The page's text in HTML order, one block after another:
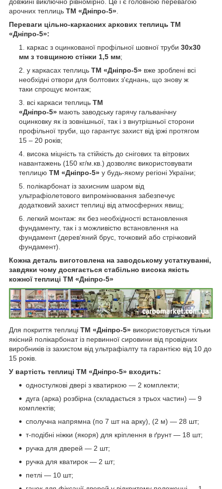
арочних теплиць ТМ «Дніпро-5»
Переваги цільно-каркасних аркових теплиць ТМ
«Дніпро-5»:
каркас з оцинкованої профільної шовної труби 30х30
мм з товщиною стінки 1,5 мм;
у каркасах теплиць ТМ «Дніпро-5» вже зроблені всі
необхідні отвори для болтових з'єднань, що знову ж
таки спрощує монтаж;
всі каркаси теплиць ТМ
«Дніпро-5» мають заводську гарячу гальванічну
оцинковку як із зовнішньої, так і з внутрішньої сторони
профільної труби, що гарантує захист від іржі протягом
15 – 20 років;
висока міцність та стійкість до снігових та вітрових
навантажень (150 кг/м.кв.) дозволяє використовувати
теплицю ТМ «Дніпро-5» у будь-якому регіоні України;
полікарбонат із захисним шаром від
ультрафіолетового випромінювання забезпечує
додатковий захист теплиці від атмосферних явищ;
легкий монтаж: як без необхідності встановлення
фундаменту, так і з можливістю встановлення на
фундамент (дерев'яний брус, точковий або стрічковий
фундамент).
Кожна деталь виготовлена на заводському устаткуванні,
завдяки чому досягається стабільно висока якість
кожної теплиці ТМ «Дніпро-5»
Для покриття теплиці ТМ «Дніпро-5» використовується тільки
якісний полікарбонат із первинної сировини від провідних
виробників із захистом від ультрафіалту та гарантією від 10 до
15 років.
У вартість теплиці ТМ «Дніпро-5» входить:
одностулкові двері з кватиркою — 2 комплекти;
дуга (арка) розбірна (складається з трьох частин) — 9
комплектів;
сполучна напрямна (по 7 шт на арку), (2 м) — 28 шт;
т-подібні ніжки (якоря) для кріплення в ґрунт — 18 шт;
ручка для дверей — 2 шт;
ручка для кватирок — 2 шт;
петлі — 10 шт;